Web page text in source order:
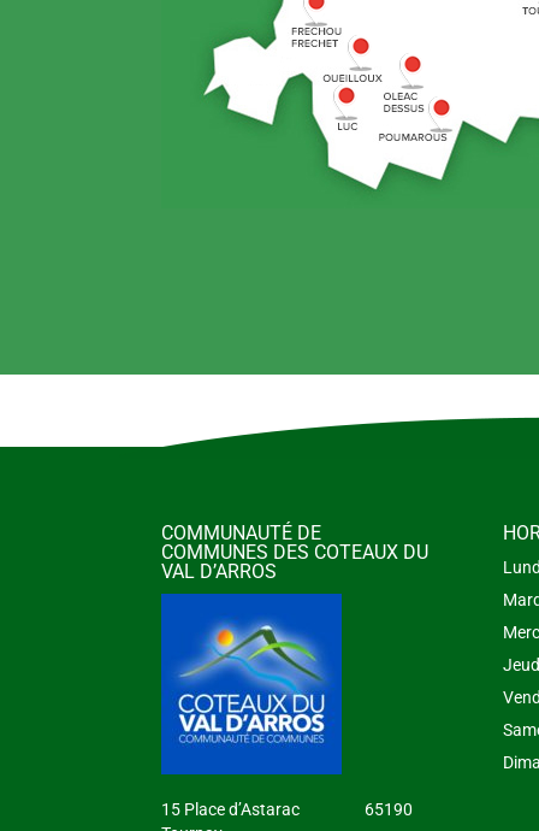
COMMUNAUTÉ DE
COMMUNES DES COTEAUX DU
VAL D’ARROS
15 Place d’Astarac 65190